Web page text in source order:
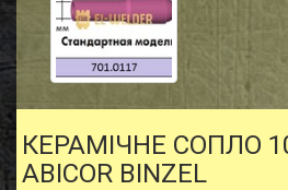
КЕРАМІЧНЕ СОПЛО
ABICOR BINZEL